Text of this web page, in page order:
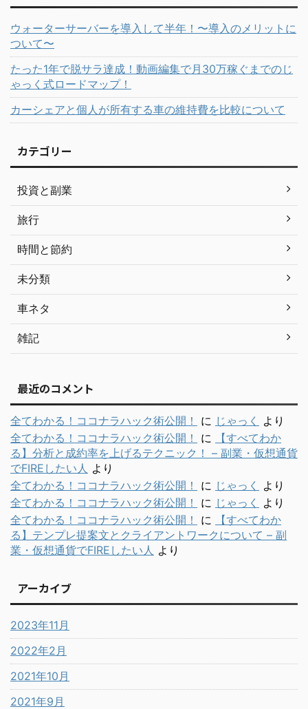
ウォーターサーバーを導入して半年！〜導入のメリットに
ついて〜
たった1年で脱サラ達成！動画編集で月30万稼ぐまでのじ
ゃっく式ロードマップ！
カーシェアと個人が所有する車の維持費を比較について
カテゴリー
投資と副業
旅行
時間と節約
未分類
車ネタ
雑記
最近のコメント
全てわかる！ココナラハック術公開！ に じゃっく
より
全てわかる！ココナラハック術公開！
に
【すべてわか
る】分析と成約率を上げるテクニック！ – 副業・仮想通貨
でFIREしたい人 より
全てわかる！ココナラハック術公開！
に じゃっく
より
全てわかる！ココナラハック術公開！
に じゃっく
より
全てわかる！ココナラハック術公開！
に
【すべてわか
る】テンプレ提案文とクライアントワークについて – 副
業・仮想通貨でFIREしたい人 より
アーカイブ
2023年11月
2022年2月
2021年10月
2021年9月